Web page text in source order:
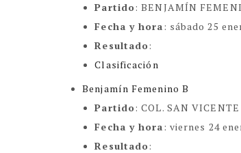
Partido: BENJAMÍN
Fecha y hora: sábado 25
Resultado:
Clasificación
Benjamín Femenino B
Partido:COL. SAN
Fecha y hora: viernes 24
Resultado: